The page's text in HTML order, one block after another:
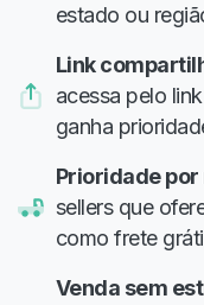
estado ou
Link
acessa pelo
ganha
Prioridade
sellers que
como frete
Venda sem